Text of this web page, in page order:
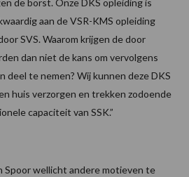
de borst. Onze DKS opleiding is
aan de VSR-KMS opleiding
SVS. Waarom krijgen de door
dan niet de kans om vervolgens
deel te nemen? Wij kunnen deze DKS
huis verzorgen en trekken zodoende
capaciteit van SSK.”
Spoor wellicht andere motieven te